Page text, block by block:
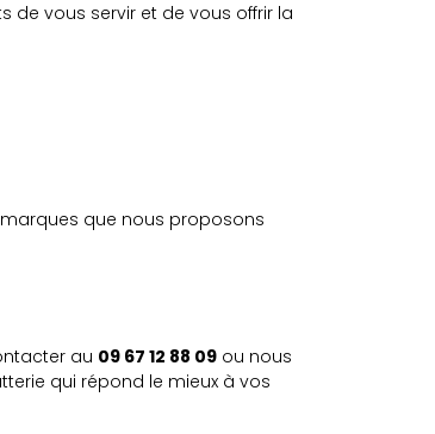
de vous servir et de vous offrir la
que nous proposons
au 09 67 12 88 09 ou nous
qui répond le mieux à vos